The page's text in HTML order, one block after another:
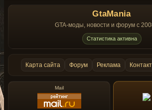
GtaMania
GTA-моды, новости и форум с
Статистика активна
Карта сайта Форум Реклама
Mail